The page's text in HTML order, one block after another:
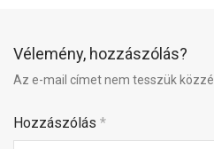
Vélemény, hozzászólás?
Az e-mail címet nem tesszük közzé.
Hozzászólás *